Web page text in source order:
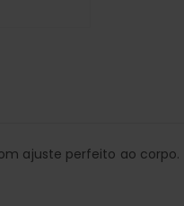
ajuste perfeito ao corpo.